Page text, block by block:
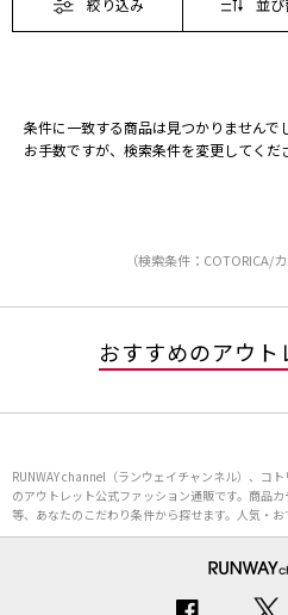
絞り込み 並び
条件に一致する商品は見つかりませんで
お手数ですが、検索条件を変更してくだ
（検索条件：COTORICA/
おすすめのアウト
RUNWAY channel（ランウェイチャンネル）、コ
のアウトレット公式ファッション通販です。商品
等、あなたのこだわり条件から探せます。人気・お